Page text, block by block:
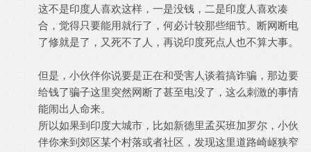
这不是印度人喜欢这样，一是没钱，二是印度人喜欢凑
合，觉得只要能用就行了，何必计较那些细节。断网断电
了修就是了，又死不了人，再说印度死点人也不算大事。
但是，小伙伴你说要是正在和受害人谈着搞诈骗，那边要
给钱了骗子这里突然网断了甚至电没了，这么刺激的事情
能闹出人命来。
所以如果到印度大城市，比如新德里孟买班加罗尔，小伙
伴你来到郊区某个村落或者社区，发现这里道路崎岖狭窄